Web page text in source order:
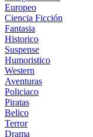
Europeo
Ciencia Ficción
Fantasia
Historico
Suspense
Humoristico
Western
Aventuras
Policiaco
Piratas
Belico
Terror
Drama